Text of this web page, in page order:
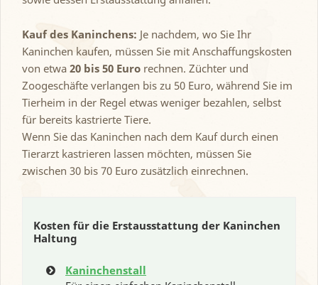
Kauf des Kaninchens: Je nachdem, wo Sie Ihr
Kaninchen kaufen, müssen Sie mit Anschaffungskosten
von etwa 20 bis 50 Euro rechnen. Züchter und
Zoogeschäfte verlangen bis zu 50 Euro, während Sie im
Tierheim in der Regel etwas weniger bezahlen, selbst
für bereits kastrierte Tiere.
Wenn Sie das Kaninchen nach dem Kauf durch einen
Tierarzt kastrieren lassen möchten, müssen Sie
zwischen 30 bis 70 Euro zusätzlich einrechnen.
Kosten für die Erstausstattung der Kaninchen
Haltung
Kaninchenstall